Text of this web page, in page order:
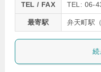
TEL / FAX TEL: 06-
最寄駅 弁天町駅
続